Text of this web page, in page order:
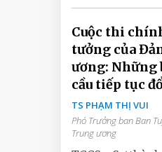
Cuộc thi
tưởng của
ương: Những
cầu tiếp tục
TS PHẠM THỊ VUI
Phó Trưởng ban Ban
Trung ương